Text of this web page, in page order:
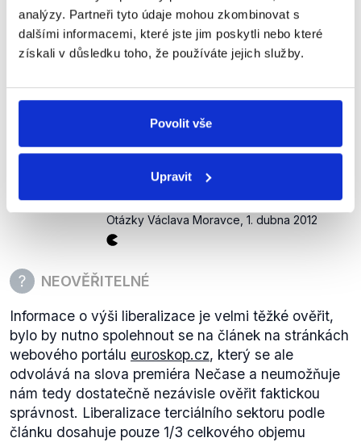
analýzy. Partneři tyto údaje mohou zkombinovat s
dalšími informacemi, které jste jim poskytli nebo které
získali v důsledku toho, že používáte jejich služby.
Povolit vše
Upravit
25,1%.
Petr Nečas
(80 % hrubého domácího
produktu Evropské unie s vytváří
v sektoru služeb) a přitom více
dodnes nejsou liberalizovány,
nejsou předmětem volného trhu
Evropské unii.
Otázky Václava Moravce 1. dubna 2012
NEOVĚŘITELNÉ
Informace o výši liberalizace je velmi těžké ověřit,
bylo by nutno spolehnout se na článek na stránkách
webového portálu euroskop.cz, který se ale
odvolává na slova premiéra Nečase a neumožňuje
nám tedy dostatečně nezávisle ověřit faktickou
správnost. Liberalizace terciálního sektoru podle
článku dosahuje pouze 1/3 celkového objemu